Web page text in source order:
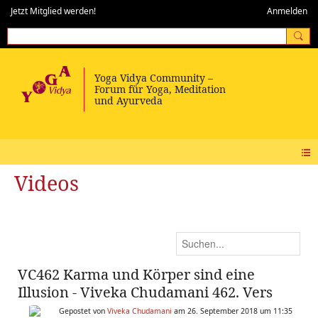
Jetzt Mitglied werden! Anmelden
Videos
VC462 Karma und Körper sind eine
Illusion - Viveka Chudamani 462. Vers
Gepostet von Viveka Chudamani am 26. September 2018 um 11:35